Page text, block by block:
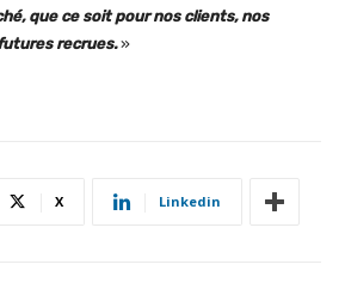
que ce soit pour nos clients, nos
recrues.»
X Linkedin